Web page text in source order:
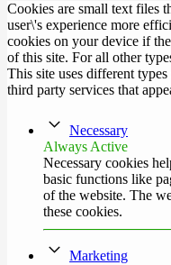
Cookies are small text files
user\'s experience more
cookies on your device if
of this site. For all other
This site uses different
third party services that
Necessary
Always Active
Necessary cookies
basic functions like
of the website. The
these cookies.
Marketing